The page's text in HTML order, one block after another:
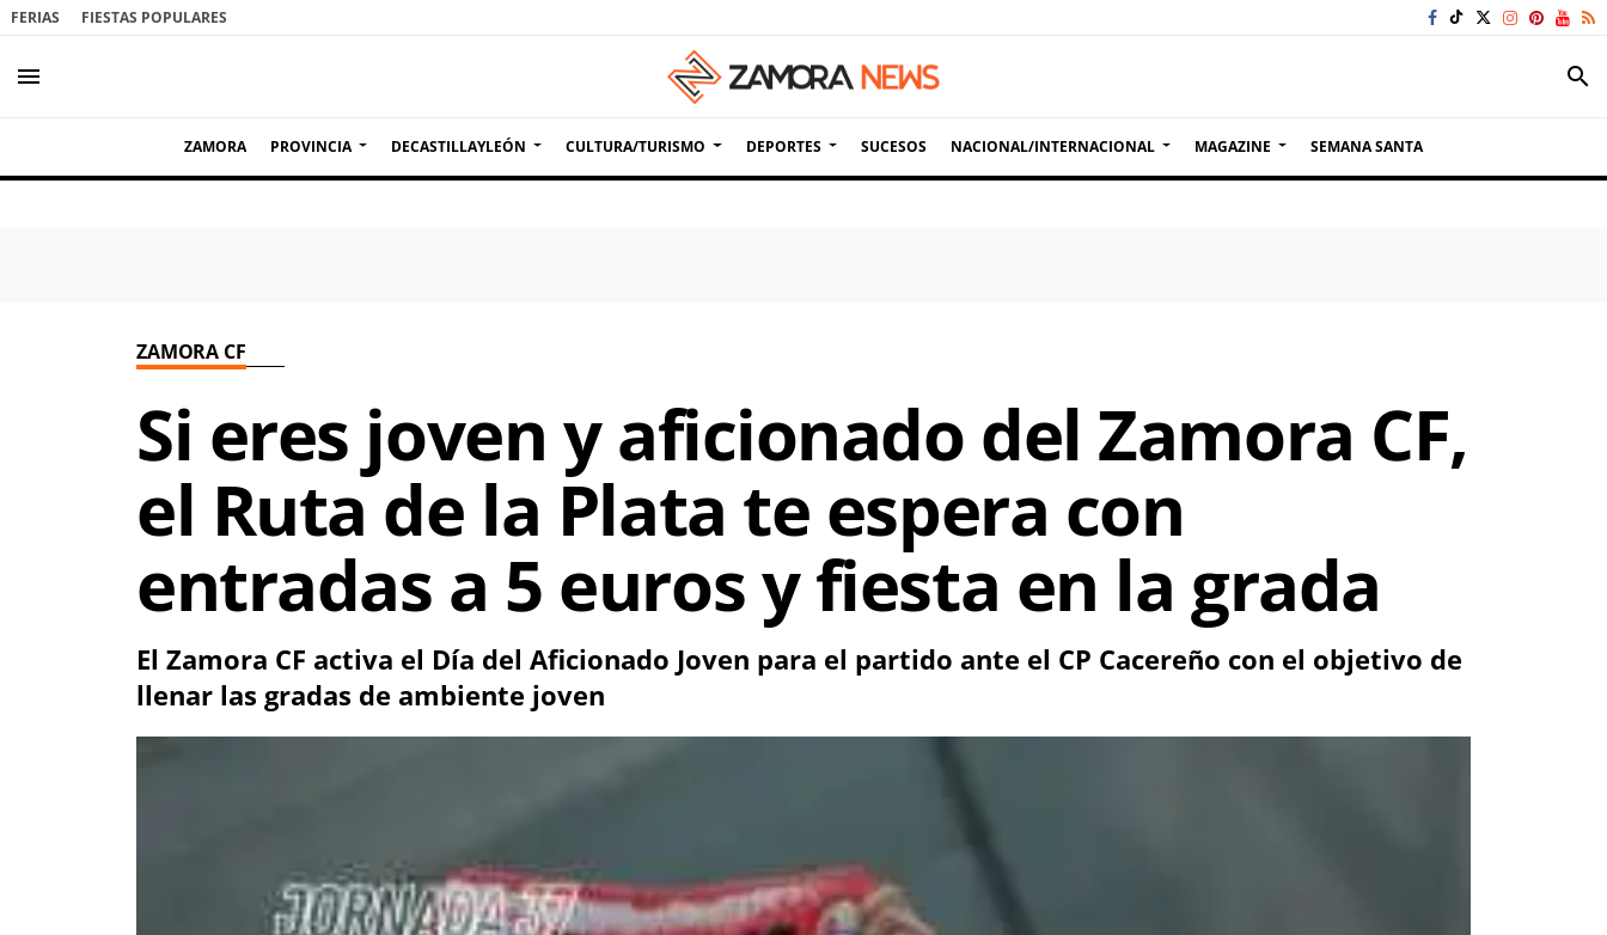
FERIAS FIESTAS POPULARES
menu search
ZAMORA PROVINCIA DECASTILLAYLEÓN CULTURA/TURISMO DEPORTES SUCESOS NACIONAL/INTERNACIONAL MAGAZINE SEMANA SANTA
ZAMORA CF
Si eres joven y aficionado del Zamora CF,
el Ruta de la Plata te espera con
entradas a 5 euros y fiesta en la grada
El Zamora CF activa el Día del Aficionado Joven para el partido ante el CP Cacereño con el objetivo de
llenar las gradas de ambiente joven